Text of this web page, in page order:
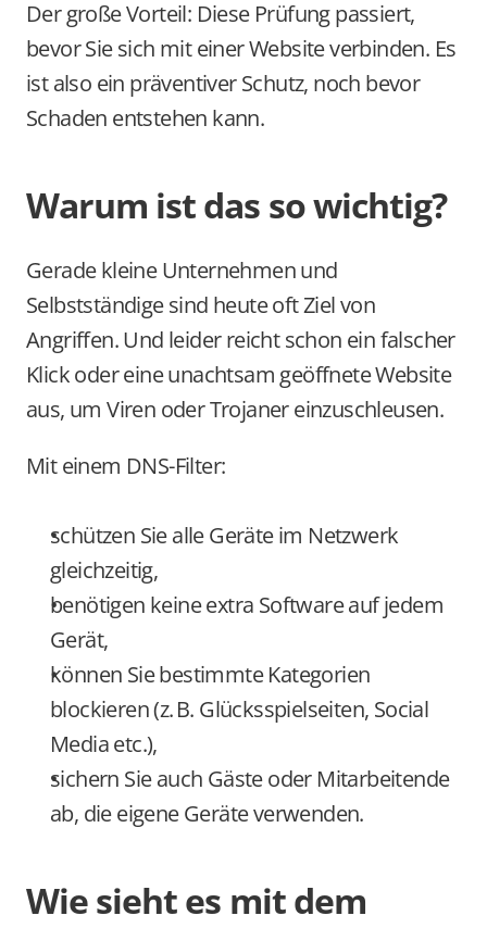
Der große Vorteil: Diese Prüfung passiert,
bevor Sie sich mit einer Website verbinden. Es
ist also ein präventiver Schutz, noch bevor
Schaden entstehen kann.
Warum ist das so wichtig?
Gerade kleine Unternehmen und
Selbstständige sind heute oft Ziel von
Angriffen. Und leider reicht schon ein falscher
Klick oder eine unachtsam geöffnete Website
aus, um Viren oder Trojaner einzuschleusen.
Mit einem DNS-Filter:
schützen Sie alle Geräte im Netzwerk
gleichzeitig,
benötigen keine extra Software auf jedem
Gerät,
können Sie bestimmte Kategorien
blockieren (z. B. Glücksspielseiten, Social
Media etc.),
sichern Sie auch Gäste oder Mitarbeitende
ab, die eigene Geräte verwenden.
Wie sieht es mit dem